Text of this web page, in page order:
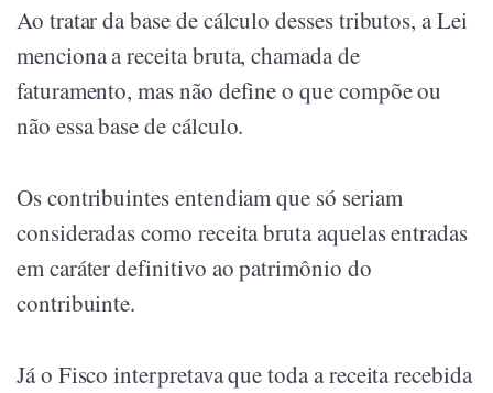
Ao tratar da base de cálculo desses tributos, a Lei
menciona a receita bruta, chamada de
faturamento, mas não define o que compõe ou
não essa base de cálculo.
Os contribuintes entendiam que só seriam
consideradas como receita bruta aquelas entradas
em caráter definitivo ao patrimônio do
contribuinte.
Já o Fisco interpretava que toda a receita recebida